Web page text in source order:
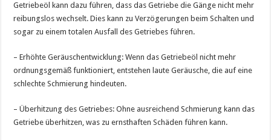
Getriebeöl kann dazu führen, dass das Getriebe die Gänge nicht mehr
reibungslos wechselt. Dies kann zu Verzögerungen beim Schalten und
sogar zu einem totalen Ausfall des Getriebes führen.
– Erhöhte Geräuschentwicklung: Wenn das Getriebeöl nicht mehr
ordnungsgemäß funktioniert, entstehen laute Geräusche, die auf eine
schlechte Schmierung hindeuten.
– Überhitzung des Getriebes: Ohne ausreichend Schmierung kann das
Getriebe überhitzen, was zu ernsthaften Schäden führen kann.